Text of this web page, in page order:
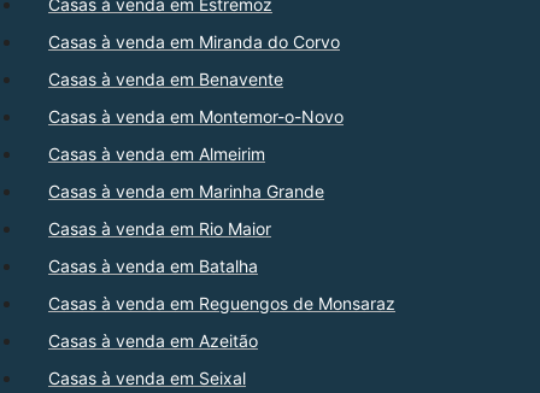
Casas à venda em Estremoz
Casas à venda em Miranda do Corvo
Casas à venda em Benavente
Casas à venda em Montemor-o-Novo
Casas à venda em Almeirim
Casas à venda em Marinha Grande
Casas à venda em Rio Maior
Casas à venda em Batalha
Casas à venda em Reguengos de Monsaraz
Casas à venda em Azeitão
Casas à venda em Seixal